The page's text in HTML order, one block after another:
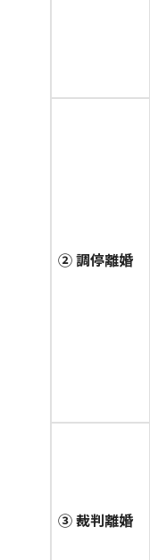
② 調停離婚
③ 裁判離婚